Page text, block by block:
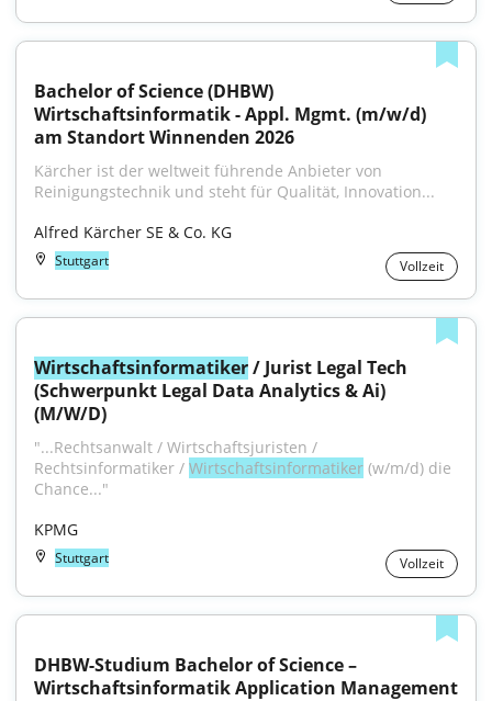
Bachelor of Science (DHBW)
Wirtschaftsinformatik - Appl. Mgmt. (m/w/d)
am Standort Winnenden 2026
Kärcher ist der weltweit führende Anbieter von
Reinigungstechnik und steht für Qualität, Innovation...
Alfred Kärcher SE & Co. KG
Stuttgart Vollzeit
Wirtschaftsinformatiker / Jurist Legal Tech
(Schwerpunkt Legal Data Analytics & Ai)
(M/W/D)
"...Rechtsanwalt / Wirtschaftsjuristen /
Rechtsinformatiker / Wirtschaftsinformatiker (w/m/d) die
Chance..."
KPMG
Stuttgart Vollzeit
DHBW-Studium Bachelor of Science –
Wirtschaftsinformatik Application Management